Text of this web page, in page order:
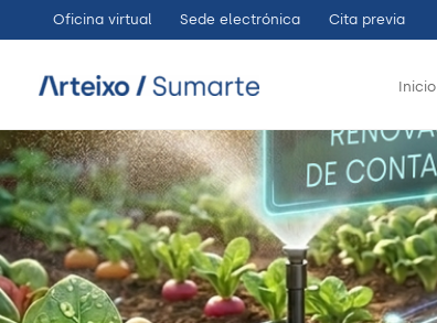
ao
contido
Oficina virtual Sede electrónica Cita previa
Inicio